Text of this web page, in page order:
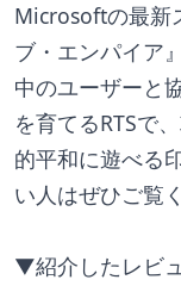
Microsoftの最新
ブ・エンパイア
中のユーザーと
を育てるRTSで
的平和に遊べる
い人はぜひご覧
▼紹介したレビ